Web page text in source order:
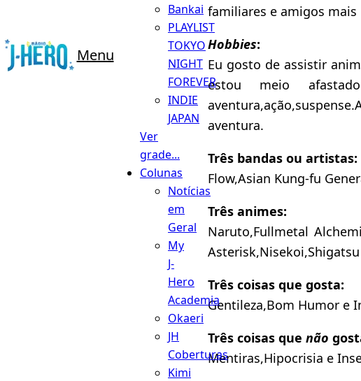
Menu
Bankai
PLAYLIST
TOKYO
NIGHT
FOREVER
INDIE
JAPAN
Ver
grade...
Colunas
Notícias
em
Geral
My
J-
Hero
Academia
Okaeri
JH
Coberturas
Kimi
familiares e amigos
Hobbies:
Eu gosto de assistir
estou meio
aventura.
Três bandas ou artistas:
Flow,Asian Kung-fu
Três animes:
Naruto,Fullmetal
Três coisas que gosta:
Gentileza,Bom Humor e
Três coisas que não
Mentiras,Hipocrisia e